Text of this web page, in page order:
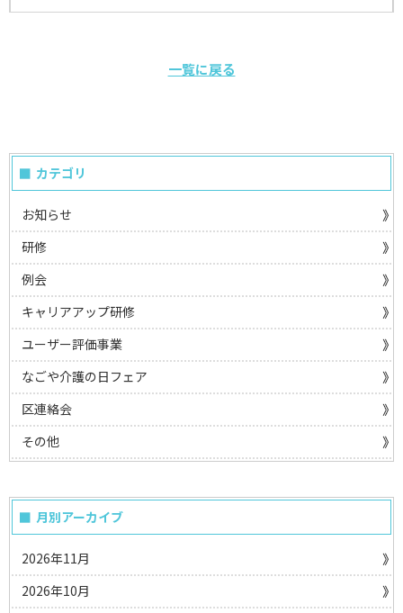
一覧に戻る
カテゴリ
お知らせ
研修
例会
キャリアアップ研修
ユーザー評価事業
なごや介護の日フェア
区連絡会
その他
月別アーカイブ
2026年11月
2026年10月